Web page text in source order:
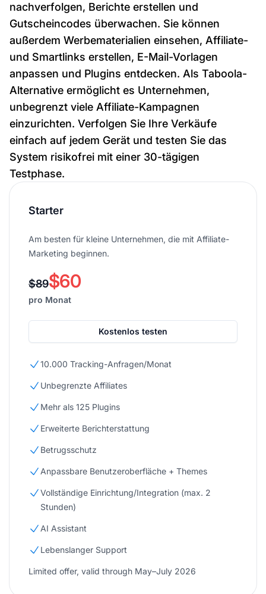
nachverfolgen, Berichte erstellen und
Gutscheincodes überwachen. Sie können
außerdem Werbematerialien einsehen, Affiliate-
und Smartlinks erstellen, E-Mail-Vorlagen
anpassen und Plugins entdecken. Als Taboola-
Alternative ermöglicht es Unternehmen,
unbegrenzt viele Affiliate-Kampagnen
einzurichten. Verfolgen Sie Ihre Verkäufe
einfach auf jedem Gerät und testen Sie das
System risikofrei mit einer 30-tägigen
Testphase.
Starter
Am besten für kleine Unternehmen, die mit Affiliate-
Marketing beginnen.
$89$60
pro Monat
Kostenlos testen
10.000 Tracking-Anfragen/Monat
Unbegrenzte Affiliates
Mehr als 125 Plugins
Erweiterte Berichterstattung
Betrugsschutz
Anpassbare Benutzeroberfläche + Themes
Vollständige Einrichtung/Integration (max. 2
Stunden)
AI Assistant
Lebenslanger Support
Limited offer, valid through May–July 2026